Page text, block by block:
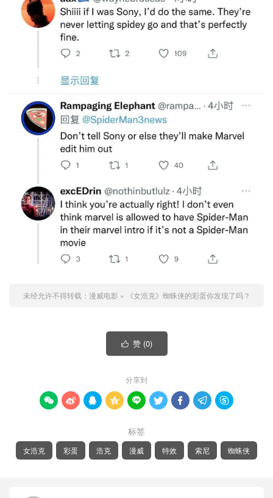
未经允许不得转载： 漫威电影 » 《女浩克》蜘蛛侠的彩蛋你发现了吗？
 赞 (0)
分享到
        
标签
女浩克 彩蛋 浩克 漫威 特效 索尼 蜘蛛侠